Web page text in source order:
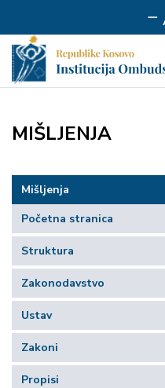
MIŠLJENJA
Mišljenja
Početna stranica
Struktura
Zakonodavstvo
Ustav
Zakoni
Propisi